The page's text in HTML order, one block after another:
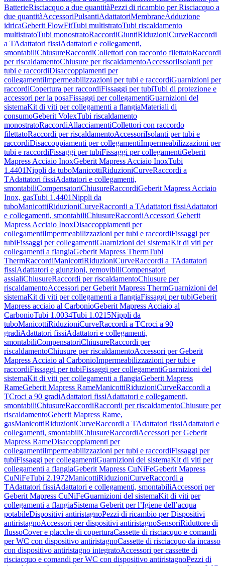
BatterieRisciacquo a due quantitàPezzi di ricambio per Risciacquo a
due quantitàAccessoriPulsantiAdattatoriMembraneAdduzione
idricaGeberit FlowFitTubi multistratoTubi riscaldamento
multistratoTubi monostratoRaccordiGiuntiRiduzioniCurveRaccordi
a TAdattatori fissiAdattatori e collegamenti,
smontabiliChiusureRaccordiCollettori con raccordo filettatoRaccordi
per riscaldamentoChiusure per riscaldamentoAccessoriIsolanti per
tubi e raccordiDisaccoppiamenti per
collegamentiImpermeabilizzazioni per tubi e raccordiGuarnizioni per
raccordiCopertura per raccordiFissaggi per tubiTubi di protezione e
accessori per la posaFissaggi per collegamentiGuarnizioni del
sistemaKit di viti per collegamenti a flangiaMateriali di
consumoGeberit VolexTubi riscaldamento
monostratoRaccordiAllacciamentiCollettori con raccordo
filettatoRaccordi per riscaldamentoAccessoriIsolanti per tubi e
raccordiDisaccoppiamenti per collegamentiImpermeabilizzazioni per
tubi e raccordiFissaggi per tubiFissaggi per collegamentiGeberit
Mapress Acciaio InoxGeberit Mapress Acciaio InoxTubi
1.4401Nippli da tuboManicottiRiduzioniCurveRaccordi a
TAdattatori fissiAdattatori e collegamenti,
smontabiliCompensatoriChiusureRaccordiGeberit Mapress Acciaio
Inox, gasTubi 1.4401Nippli da
tuboManicottiRiduzioniCurveRaccordi a TAdattatori fissiAdattatori
e collegamenti, smontabiliChiusureRaccordiAccessori Geberit
Mapress Acciaio InoxDisaccoppiamenti per
collegamentiImpermeabilizzazioni per tubi e raccordiFissaggi per
tubiFissaggi per collegamentiGuarnizioni del sistemaKit di viti per
collegamenti a flangiaGeberit Mapress ThermTubi
ThermRaccordiManicottiRiduzioniCurveRaccordi a TAdattatori
fissiAdattatori e giunzioni, removibiliCompensatori
assialiChiusureRaccordi per riscaldamentoChiusure per
riscaldamentoAccessori per Geberit Mapress ThermGuarnizioni del
sistemaKit di viti per collegamenti a flangiaFissaggi per tubiGeberit
Mapress acciaio al CarbonioGeberit Mapress Acciaio al
CarbonioTubi 1.0034Tubi 1.0215Nippli da
tuboManicottiRiduzioniCurveRaccordi a TCroci a 90
gradiAdattatori fissiAdattatori e collegamenti,
smontabiliCompensatoriChiusureRaccordi per
riscaldamentoChiusure per riscaldamentoAccessori per Geberit
Mapress Acciaio al CarbonioImpermeabilizzazioni per tubi e
raccordiFissaggi per tubiFissaggi per collegamentiGuarnizioni del
sistemaKit di viti per collegamenti a flangiaGeberit Mapress
RameGeberit Mapress RameManicottiRiduzioniCurveRaccordi a
TCroci a 90 gradiAdattatori fissiAdattatori e collegamenti,
smontabiliChiusureRaccordiRaccordi per riscaldamentoChiusure per
riscaldamentoGeberit Mapress Rame,
gasManicottiRiduzioniCurveRaccordi a TAdattatori fissiAdattatori e
collegamenti, smontabiliChiusureRaccordiAccessori per Geberit
Mapress RameDisaccoppiamenti per
collegamentiImpermeabilizzazioni per tubi e raccordiFissaggi per
tubiFissaggi per collegamentiGuarnizioni del sistemaKit di viti per
collegamenti a flangiaGeberit Mapress CuNiFeGeberit Mapress
CuNiFeTubi 2.1972ManicottiRiduzioniCurveRaccordi a
TAdattatori fissiAdattatori e collegamenti, smontabiliAccessori per
Geberit Mapress CuNiFeGuarnizioni del sistemaKit di viti per
collegamenti a flangiaSistema Geberit per l’Igiene dell’acqua
potabileDispositivi antiristagnoPezzi di ricambio per Dispositivi
antiristagnoAccessori per dispositivi antiristagnoSensoriRiduttore di
flussoCover e placche di coperturaCassette di risciacquo e comandi
per WC con dispositivo antiristagnoCassette di risciacquo da incasso
con dispositivo antiristagno integratoAccessori per cassette di
risciacquo e comandi per WC con dispositivo antiristagnoPezzi di